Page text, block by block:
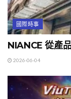
國際時事
NIANCE 從產
2026-06-04